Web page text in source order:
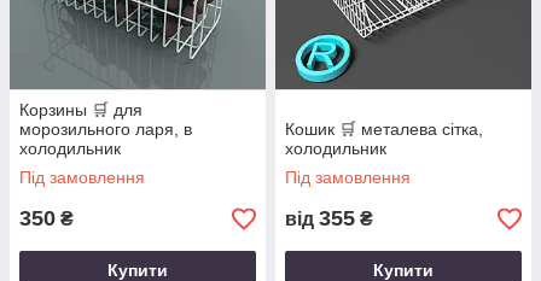
Корзины 🛒 для
морозильного ларя, в
холодильник
Під замовлення
350 ₴
Купити
Кошик 🛒 металева сітка,
холодильник
Під замовлення
від 355 ₴
Купити